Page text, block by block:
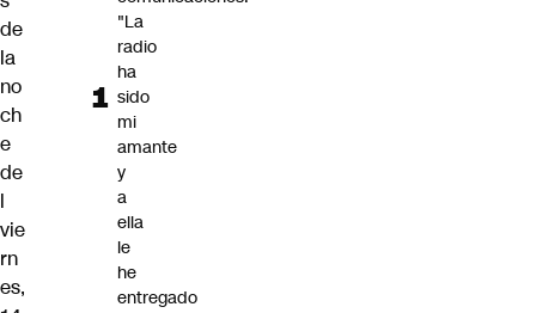
de
la
no
ch
e
de
l
vie
rn
es,
"La
radio
ha
sido
mi
amante
y
a
ella
le
he
entregado